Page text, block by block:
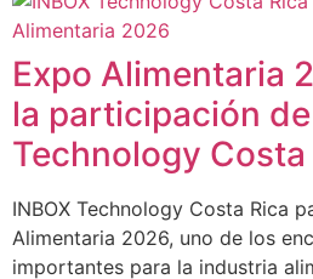
Expo Alimentaria
la participación de
Technology Costa
INBOX Technology Costa Rica
Alimentaria 2026, uno de los
importantes para la industria